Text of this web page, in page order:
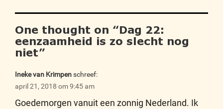
One thought on “Dag 22:
eenzaamheid is zo slecht nog
niet”
Ineke van Krimpenschreef:
april 21, 2018 om 9:45 am
Goedemorgen vanuit een zonnig Nederland. Ik